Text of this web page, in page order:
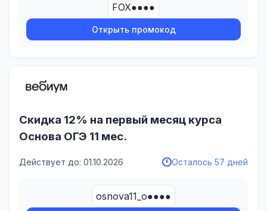
FOX●●●●
Открыть промокод
Скидка 12% на первый месяц курса
Основа ОГЭ 11 мес.
Действует до: 01.10.2026 Осталось 57 дней
osnova11_o●●●●